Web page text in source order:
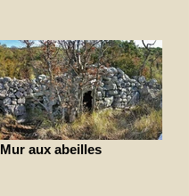
Mur aux abeilles